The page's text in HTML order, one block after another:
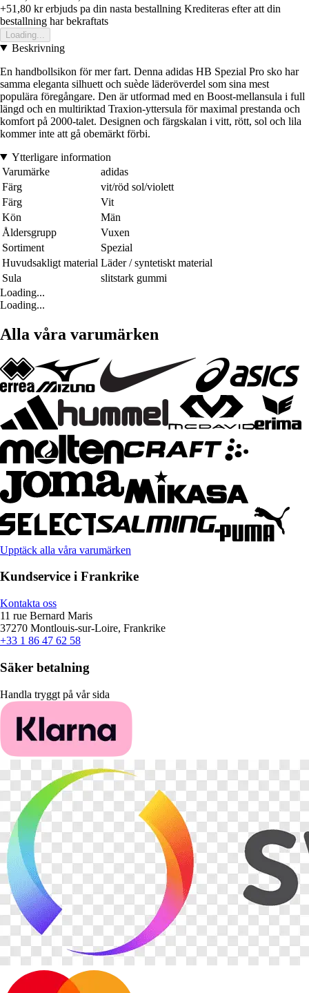
+51,80 krerbjuds pa din nasta bestallning Krediteras efter att din
bestallning har bekraftats
Loading...
Beskrivning
En handbollsikon för mer fart. Denna adidas HB Spezial Pro sko har
samma eleganta silhuett och suède läderöverdel som sina mest
populära föregångare. Den är utformad med en Boost-mellansula i full
längd och en multiriktad Traxion-yttersula för maximal prestanda och
komfort på 2000-talet. Designen och färgskalan i vitt, rött, sol och lila
kommer inte att gå obemärkt förbi.
Ytterligare information
Varumärke
adidas
Färg
vit/röd sol/violett
Färg
Vit
Kön
Män
Åldersgrupp
Vuxen
Sortiment
Spezial
Huvudsakligt material Läder / syntetiskt material
Sula
slitstark gummi
Loading...
Loading...
Alla våra varumärken
Upptäck alla våra varumärken
Kundservice i Frankrike
Kontakta oss
11 rue Bernard Maris
37270 Montlouis-sur-Loire, Frankrike
+33 1 86 47 62 58
Säker betalning
Handla tryggt på vår sida